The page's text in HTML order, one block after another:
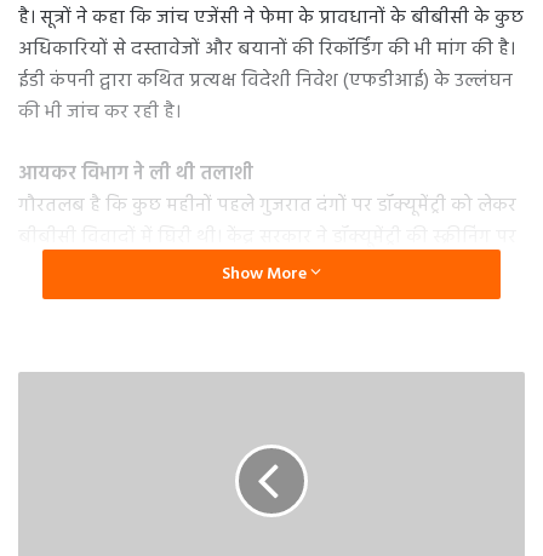
है। सूत्रों ने कहा कि जांच एजेंसी ने फेमा के प्रावधानों के बीबीसी के कुछ
अधिकारियों से दस्तावेजों और बयानों की रिकॉर्डिंग की भी मांग की है।
ईडी कंपनी द्वारा कथित प्रत्यक्ष विदेशी निवेश (एफडीआई) के उल्लंघन
की भी जांच कर रही है।
आयकर विभाग ने ली थी तलाशी
गौरतलब है कि कुछ महीनों पहले गुजरात दंगों पर डॉक्यूमेंट्री को लेकर
रोक लगा दी थी। आयकर विभाग ने इसी साल बीबीसी के दिल्ली और
मुंबई दफ्तरों पर तलाशी भी ली थी। केंद्रीय प्रत्यक्ष कर बोर्ड (CBDT)
Show More